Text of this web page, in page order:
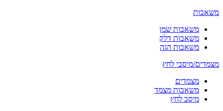
משאבות
משאבות שמן
משאבות דלק
משאבות הגה
מצמדים/מיסבי לחץ
מצמדים
משאבות מצמד
מיסב לחץ